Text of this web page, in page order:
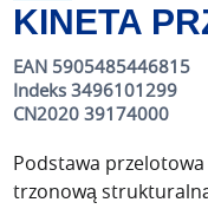
KINETA
EAN 5905485446815
Indeks 3496101299
CN2020 39174000
Podstawa
trzonową